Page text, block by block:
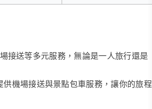
接送等多元服務，無論是一人旅行還是
機場接送與景點包車服務，讓你的旅程